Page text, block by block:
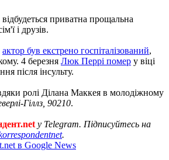
приватна прощальна
і друзів.
актор був екстрено госпіталізований,
4 березня Люк Перрі помер у віці
після інсульту.
ролі Ділана Маккея в молодіжному
Гіллз, 90210.
у Telegram. Підписуйтесь на
.
в Google News